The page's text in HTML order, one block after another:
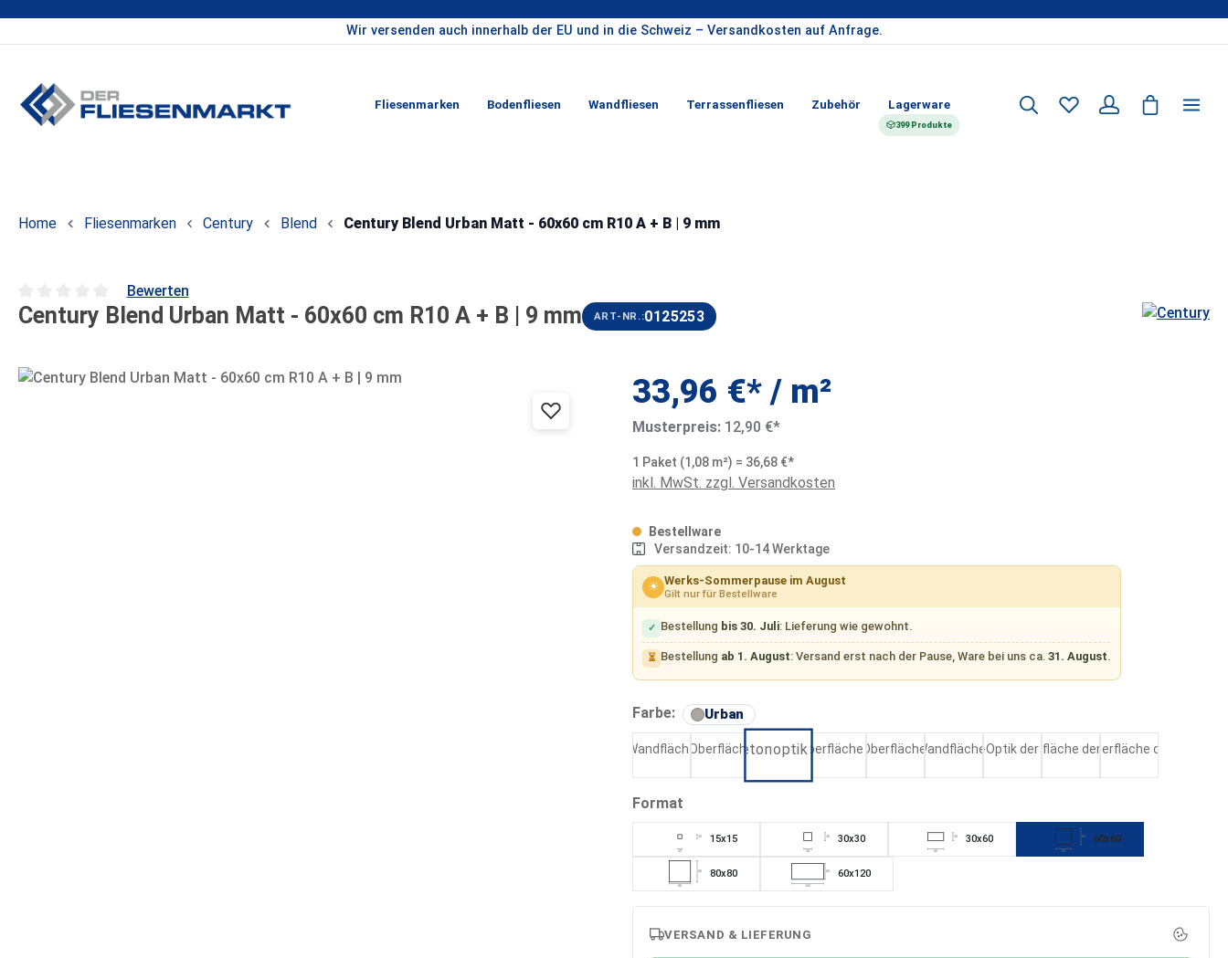
Wir versenden auch innerhalb der EU und in die Schweiz – Versandkosten auf Anfrage.
Fliesenmarken Bodenfliesen Wandfliesen Terrassenfliesen Zubehör Lagerware
399 Produkte
Home Fliesenmarken Century Blend Century Blend Urban Matt - 60x60 cm R10 A + B | 9 mm
Durchschnittliche Bewertung von 0 von 5 Sternen
Bewerten
Century Blend Urban Matt - 60x60 cm R10 A + B | 9 mm ART-NR.:0125253
Bildergalerie überspringen 33,96 €* / m²
Musterpreis: 12,90 €*
1 Paket (1,08 m²) = 36,68 €*
inkl. MwSt. zzgl. Versandkosten
Bestellware
Versandzeit: 10-14 Werktage
☀ Werks-Sommerpause im August
Gilt nur für Bestellware
✓ Bestellung bis 30. Juli: Lieferung wie gewohnt.
⏳ Bestellung ab 1. August: Versand erst nach der Pause, Ware bei uns ca.31. August.
Farbe: Urban auswählen
Format
15
15 15x15
30
30 30x30
60
30 30x60 60 60x60
80x80
120
60 60x120
VERSAND & LIEFERUNG